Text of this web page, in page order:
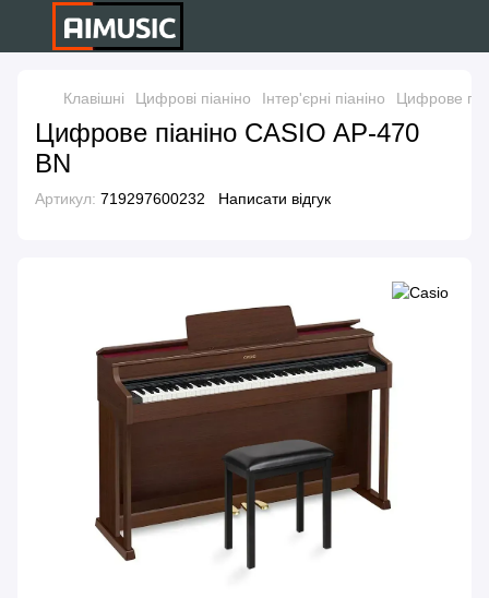
Клавішні Цифрові піаніно Інтер'єрні піаніно Цифрове
Цифрове піаніно CASIO AP-470
BN
Артикул: 719297600232 Написати відгук